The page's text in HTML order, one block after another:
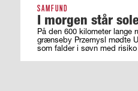
SAMFUND
I morgen står
På den 600 kilometer lange
grænseby Przemysl mødte
som falder i søvn med